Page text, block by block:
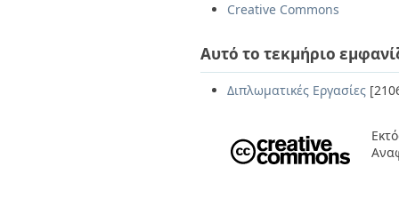
Creative Commons
Αυτό το τεκμήριο
Διπλωματικές Εργασίες